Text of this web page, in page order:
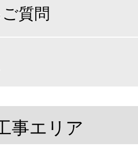
質問
事エリア